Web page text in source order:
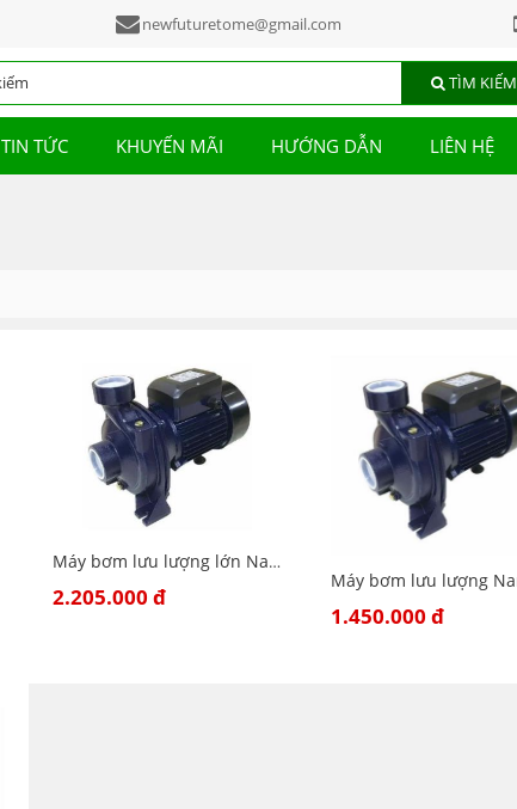
newfuturetome@gmail.com
TÌM KIẾM
TIN TỨC KHUYẾN MÃI HƯỚNG DẪN LIÊN HỆ
Máy bơm lưu lượng lớn Nanoco NHF1100
2.205.000 đ
1.450.000 đ